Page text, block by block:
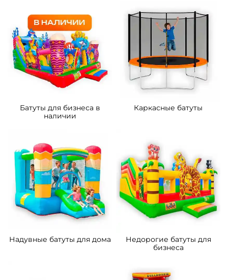
Батуты для бизнеса в
наличии
Каркасные батуты
Надувные батуты для дома
Недорогие батуты для
бизнеса